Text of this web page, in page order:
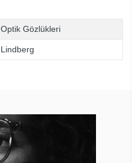
Optik Gözlükleri
Lindberg